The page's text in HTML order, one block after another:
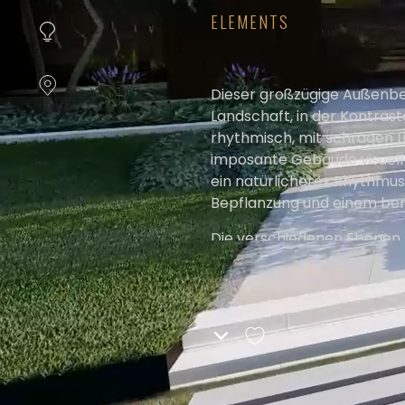
ELEMENTS
Dieser großzügige
Landschaft, in der
rhythmisch, mit schrägen
imposante Gebäude
ein natürlicheres
Bepflanzung und einem
Die verschiedenen
Ausblicke bieten, Wege,
Gleichgewicht zwischen
ein vielschichtiges Design,
an dem Natur und
Partners:
Salz Entwurfshaus
instellen.
COOKIE-
INSTELLINGEN
ALLES
ALLE
COOKIES
ACCEPTEREN